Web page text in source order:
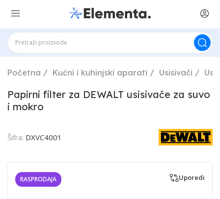
Početna Kućni i kuhinjski aparati Usisivači
Papirni filter za DEWALT usisivače za suvo
i mokro
Šifra: DXVC4001
RASPRODAJA Uporedi